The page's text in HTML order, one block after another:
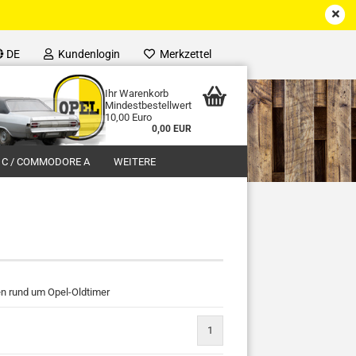
DE Kundenlogin Merkzettel
Ihr Warenkorb
Mindestbestellwert
10,00 Euro
0,00 EUR
C / COMMODORE A WEITERE
rund um Opel-Oldtimer
1